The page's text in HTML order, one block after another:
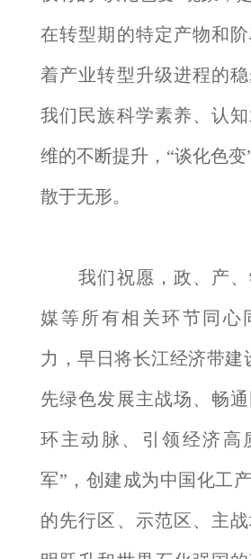
在转型期的特定产物和
着产业转型升级进程的
我们民族科学素养、认
维的不断提升，“谈化色
散于无形。
我们祝愿，政、产、
媒等所有相关环节同心
力，早日将长江经济带建
先绿色发展主战场、畅
环主动脉、引领经济高
军”，创建成为中国化工
的先行区、示范区、主